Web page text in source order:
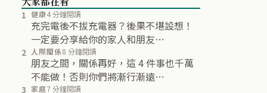
1 健康4 分鐘閱讀
充完電後不拔充電器？後果不堪設想！
一定要分享給你的家人和朋友…
2 人際關係8 分鐘閱讀
朋友之間，關係再好，這 4 件事也千萬
不能做！否則你們將漸行漸遠…
3 家庭7 分鐘閱讀